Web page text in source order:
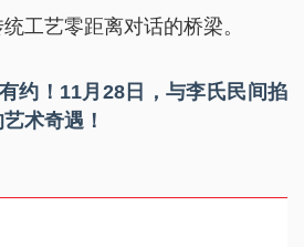
工艺零距离对话的桥梁。
约！ 11月28日， 与李氏民间掐
术奇遇！